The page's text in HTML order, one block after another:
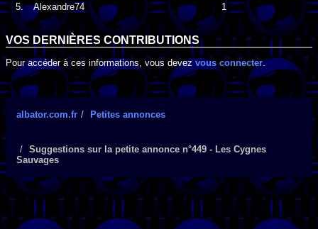
5.
Alexandre74 1
VOS DERNIÈRES CONTRIBUTIONS
Pour accéder à ces informations, vous devez vous connecter.
albator.com.fr Petites annonces
Suggestions sur la petite annonce n°449 - Les Cygnes
Sauvages